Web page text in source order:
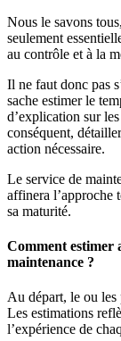
Nous le savons
seulement
au contrôle et à la
Il ne faut donc pas
sache estimer le
d’explication sur
conséquent,
action nécessaire.
Le service de
affinera l’approche
sa maturité.
Comment estimer
maintenance ?
Au départ, le ou les
Les estimations
l’expérience de